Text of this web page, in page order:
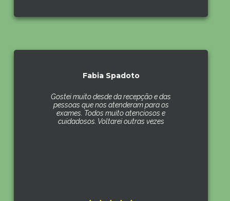
Fabia Spadoto
Gostei muito desde da recepção e das
pessoas que nos atenderam para os
exames. Todos muito atenciosos e
cuidadosos. Voltarei outras vezes